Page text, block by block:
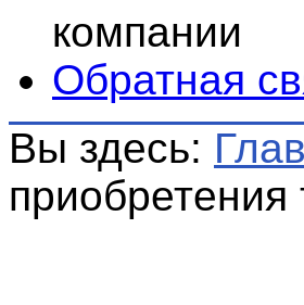
компании
Обратная
Вы здесь:
приобретения